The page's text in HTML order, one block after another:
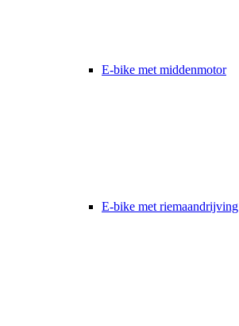
E-bike met middenmotor
E-bike met riemaandrijving